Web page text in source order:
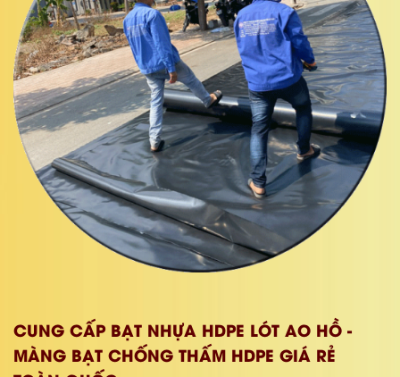
CUNG CẤP BẠT NHỰA HDPE LÓT AO HỒ -
MÀNG BẠT CHỐNG THẤM HDPE GIÁ RẺ